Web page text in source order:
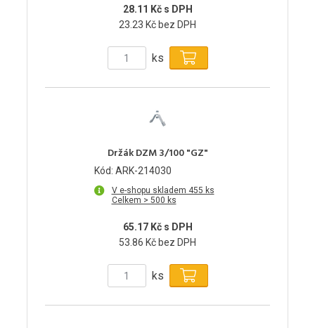
28.11 Kč s DPH
23.23 Kč bez DPH
ks
Držák DZM 3/100 "GZ"
Kód: ARK-214030
V e-shopu skladem 455 ks
Celkem > 500 ks
65.17 Kč s DPH
53.86 Kč bez DPH
ks